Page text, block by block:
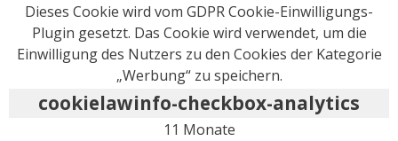
Dieses Cookie wird vom GDPR Cookie-Einwilligungs-
Plugin gesetzt. Das Cookie wird verwendet, um die
Einwilligung des Nutzers zu den Cookies der Kategorie
„Werbung“ zu speichern.
cookielawinfo-checkbox-analytics
11 Monate